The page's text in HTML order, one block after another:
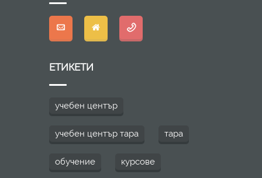
ЕТИКЕТИ
учебен център
учебен център тара тара
обучение курсове